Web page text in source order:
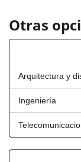
Otras
Arquitectura y
Ingeniería